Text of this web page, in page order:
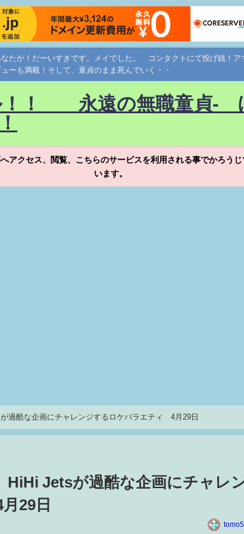
たが！だーいすきです。メイでした。 コンタクトにて投げ銭！
ーも満載！そして、童貞のまま死んでいく・・
！！ 永遠の無職童貞-
アクセス、閲覧、こちらのサービスを利用される事でかろう
います。
過酷な企画にチャレンジするロケバラエティ 4月29日
Jetsが過酷な企画にチャレ
29日